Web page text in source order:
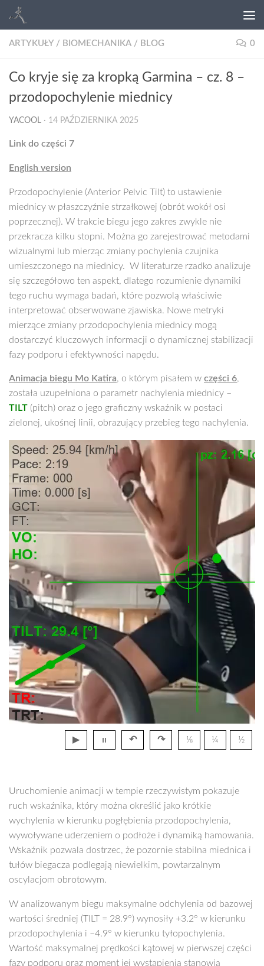
ARTYKUŁY / BIOMECHANIKA / BLOG 0
Co kryje się za kropką Garmina – cz. 8 –
przodopochylenie miednicy
YACOOL · 14 PAŹDZIERNIKA 2025
Link do części 7
English version
Przodopochylenie (Anterior Pelvic Tilt) to ustawienie
miednicy w płaszczyźnie strzałkowej (obrót wokół osi
poprzecznej). W trakcie biegu jego zakres zwykle nie
przekracza kilku stopni. Można go zarejestrować metodami
wizualnymi lub mierząc zmiany pochylenia czujnika
umieszczonego na miednicy. W literaturze rzadko analizuje
się szczegółowo ten aspekt, dlatego rozumienie dynamiki
tego ruchu wymaga badań, które pozwolą właściwie
interpretować obserwowane zjawiska. Nowe metryki
mierzące zmiany przodopochylenia miednicy mogą
dostarczyć kluczowych informacji o dynamicznej stabilizacji
fazy podporu i efektywności napędu.
Animacja biegu Mo Katira, o którym pisałem w części 6,
została uzupełniona o parametr nachylenia miednicy –
TILT (pitch) oraz o jego graficzny wskaźnik w postaci
zielonej, ukośnej linii, obrazujący przebieg tego nachylenia.
▶ ıı ↶ ↷ ⅛ ¼ ½
Uruchomienie animacji w tempie rzeczywistym pokazuje
ruch wskaźnika, który można określić jako krótkie
wychylenia w kierunku pogłębienia przodopochylenia,
wywoływane uderzeniem o podłoże i dynamiką hamowania.
Wskaźnik pozwala dostrzec, że pozornie stabilna miednica i
tułów biegacza podlegają niewielkim, powtarzalnym
oscylacjom obrotowym.
W analizowanym biegu maksymalne odchylenia od bazowej
wartości średniej (TILT = 28.9°) wynosiły +3.2° w kierunku
przodopochylenia i –4.9° w kierunku tyłopochylenia.
Wartość maksymalnej prędkości kątowej w pierwszej części
fazy podporu oraz moment jej wystąpienia stanowią